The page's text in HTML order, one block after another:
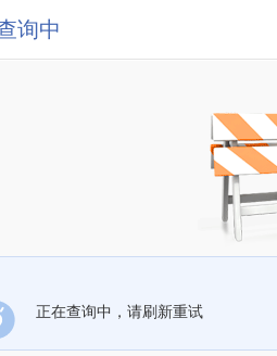
询中
正在查询中，请刷新重试